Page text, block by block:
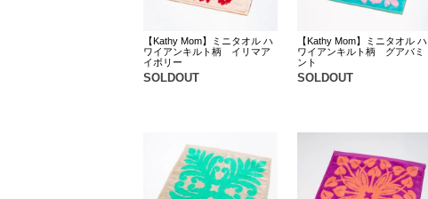
【Kathy Mom】ミニタオル ハ
ワイアンキルト柄 イリマア
イボリー
SOLDOUT
【Kathy Mom】ミニタオル ハ
ワイアンキルト柄 グアバミ
ント
SOLDOUT